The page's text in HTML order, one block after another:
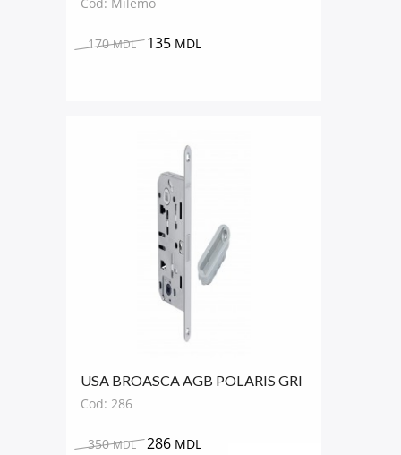
Cod: Milemo
170MDL 135 MDL
USA BROASCA AGB POLARIS GRI
Cod: 286
350MDL 286 MDL